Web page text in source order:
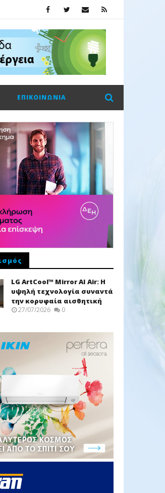
ΕΠΙΚΟΙΝΩΝΊΑ
LG ArtCool™ Mirror AI Air: Η
υψηλή τεχνολογία συναντά
την κορυφαία αισθητική
27/07/2026 0